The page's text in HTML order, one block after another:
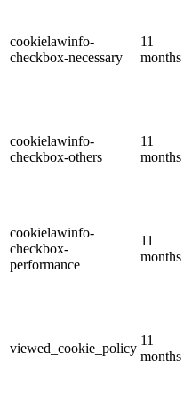
cookielawinfo-
checkbox-necessary
11
months
cookielawinfo-
checkbox-others
11
months
cookielawinfo-
checkbox-
performance
11
months
viewed_cookie_policy
11
months